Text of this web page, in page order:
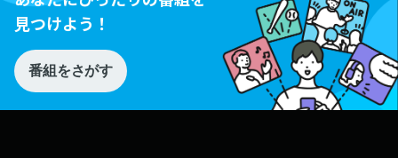
見つけよう！
番組をさがす